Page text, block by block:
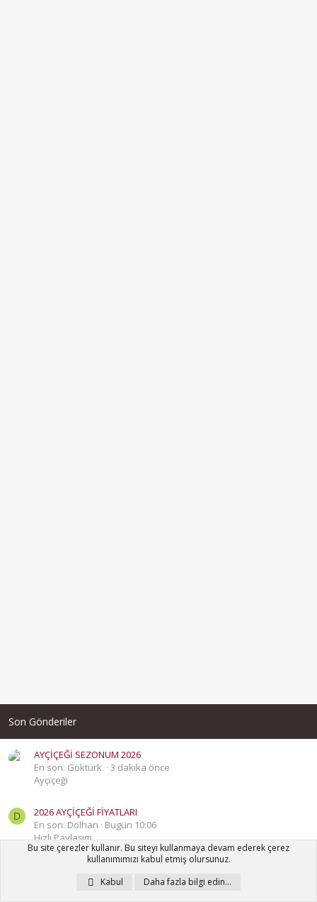
Son Gönderiler
AYÇİÇEĞİ SEZONUM 2026
En son: Göktürk. 3 dakika önce
Ayçiçeği
D
2026 AYÇİÇEĞİ FİYATLARI
En son: Dolhan
Bugün 10:06
Hızlı Paylaşım
En son: Yaşar Akgün
Dün 21:01 da
Bu site çerezler kullanır. Bu siteyi kullanmaya devam ederek çerez
kullanımımızı kabul etmiş olursunuz.
Kabul
Daha fazla bilgi edin…